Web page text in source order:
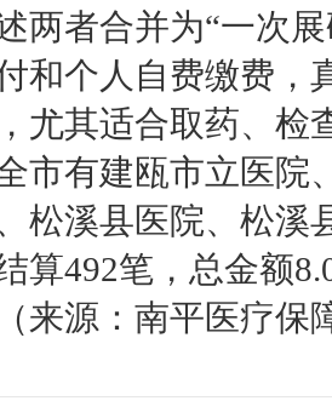
两者合并为“一次
和个人自费缴费，
尤其适合取药、检
市有建瓯市立医院
松溪县医院、松溪
算492笔，总金额
来源：南平医疗保